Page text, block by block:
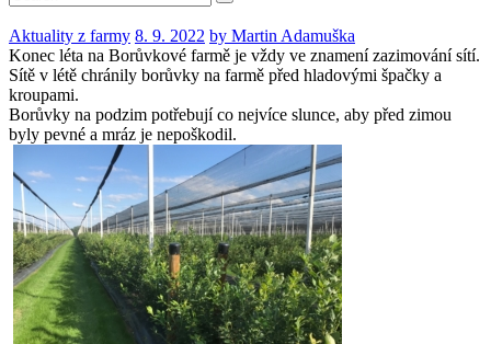
Aktuality z farmy 8. 9. 2022 by Martin Adamuška
Konec léta na Borůvkové farmě je vždy ve znamení zazimování sítí.
Sítě v létě chránily borůvky na farmě před hladovými špačky a
kroupami.
Borůvky na podzim potřebují co nejvíce slunce, aby před zimou
byly pevné a mráz je nepoškodil.